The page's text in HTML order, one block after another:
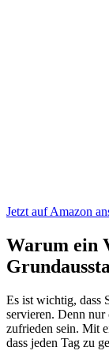
Jetzt auf Amazon
Warum ein
Es ist wichtig, dass
servieren. Denn
zufrieden sein. Mit
dass jeden Tag zu